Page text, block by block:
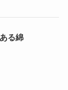
る綿